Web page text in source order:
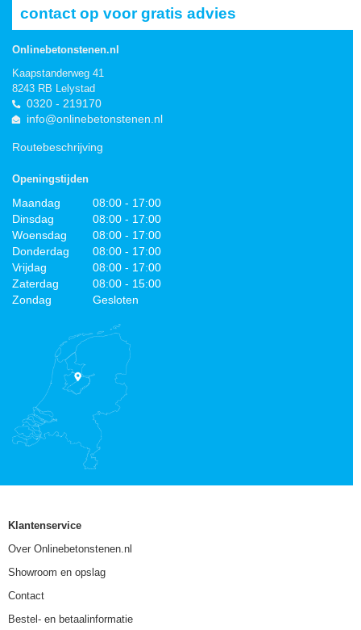
contact op voor gratis advies
Onlinebetonstenen.nl
Kaapstanderweg 41
8243 RB Lelystad
0320 - 219170
info@onlinebetonstenen.nl
Routebeschrijving
Openingstijden
Maandag
08:00 - 17:00
Dinsdag
08:00 - 17:00
Woensdag
08:00 - 17:00
Donderdag
08:00 - 17:00
Vrijdag
08:00 - 17:00
Zaterdag
08:00 - 15:00
Zondag
Gesloten
Klantenservice
Over Onlinebetonstenen.nl
Showroom en opslag
Contact
Bestel- en betaalinformatie